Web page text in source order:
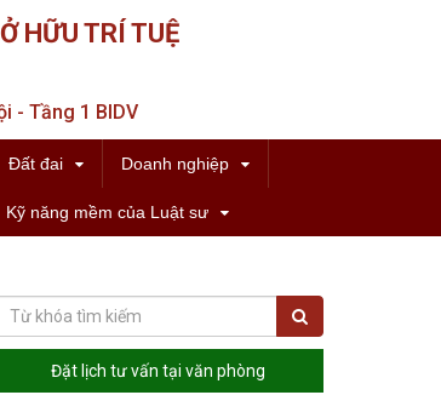
HỮU TRÍ TUỆ
- Tầng 1 BIDV
Đất đai Doanh nghiệp
Kỹ năng mềm của Luật sư
Đặt lịch tư vấn tại văn phòng